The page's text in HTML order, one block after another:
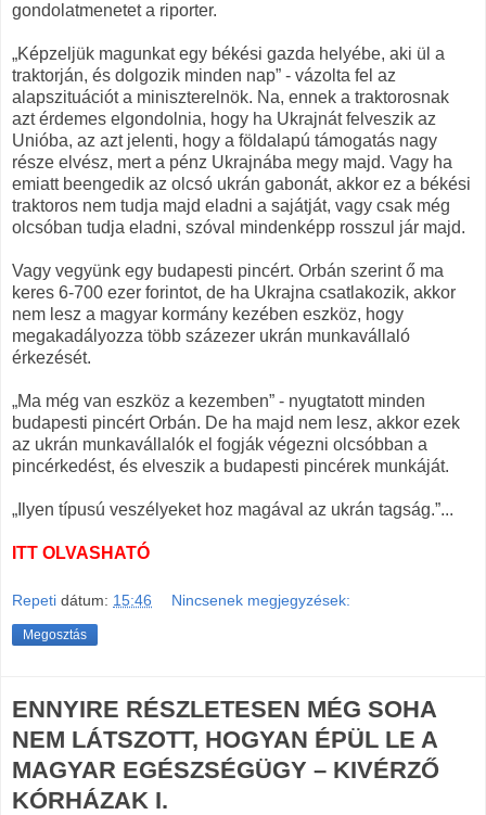
gondolatmenetet a riporter.
„Képzeljük magunkat egy békési gazda helyébe, aki ül a
traktorján, és dolgozik minden nap” - vázolta fel az
alapszituációt a miniszterelnök. Na, ennek a traktorosnak
azt érdemes elgondolnia, hogy ha Ukrajnát felveszik az
Unióba, az azt jelenti, hogy a földalapú támogatás nagy
része elvész, mert a pénz Ukrajnába megy majd. Vagy ha
emiatt beengedik az olcsó ukrán gabonát, akkor ez a békési
traktoros nem tudja majd eladni a sajátját, vagy csak még
olcsóban tudja eladni, szóval mindenképp rosszul jár majd.
Vagy vegyünk egy budapesti pincért. Orbán szerint ő ma
keres 6-700 ezer forintot, de ha Ukrajna csatlakozik, akkor
nem lesz a magyar kormány kezében eszköz, hogy
megakadályozza több százezer ukrán munkavállaló
érkezését.
„Ma még van eszköz a kezemben” - nyugtatott minden
budapesti pincért Orbán. De ha majd nem lesz, akkor ezek
az ukrán munkavállalók el fogják végezni olcsóbban a
pincérkedést, és elveszik a budapesti pincérek munkáját.
„Ilyen típusú veszélyeket hoz magával az ukrán tagság.”...
ITT OLVASHATÓ
Repeti dátum: 15:46 Nincsenek megjegyzések:
Megosztás
ENNYIRE RÉSZLETESEN MÉG SOHA
NEM LÁTSZOTT, HOGYAN ÉPÜL LE A
MAGYAR EGÉSZSÉGÜGY – KIVÉRZŐ
KÓRHÁZAK I.